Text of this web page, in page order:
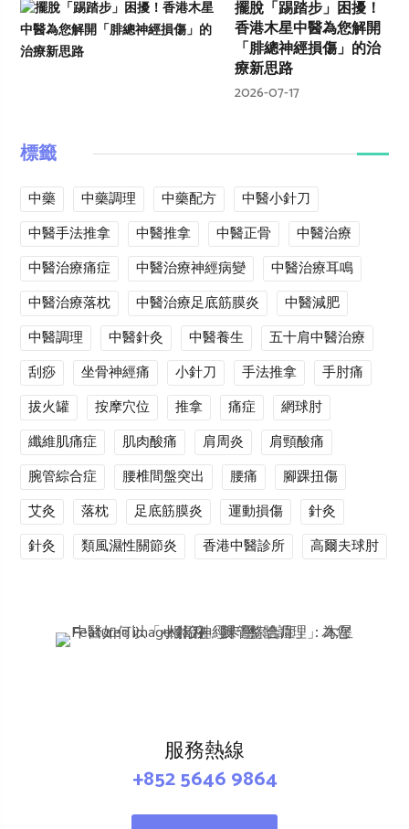
擺脫「踢踏步」困擾！
香港木星中醫為您解開
「腓總神經損傷」的治
療新思路
2026-07-17
標籤
中藥 中藥調理 中藥配方
中醫小針刀
中醫手法推拿
中醫推拿 中醫正骨
中醫治療
中醫治療痛症
中醫治療神經病變
中醫治療耳鳴
中醫治療落枕
中醫治療足底筋膜炎
中醫減肥
中醫調理
中醫針灸 中醫養生
五十肩中醫治療
刮痧
坐骨神經痛 小針刀 手法推拿
手肘痛
拔火罐
按摩穴位 推拿 痛症
網球肘
纖維肌痛症
肌肉酸痛 肩周炎
肩頸酸痛
腕管綜合症
腰椎間盤突出 腰痛
腳踝扭傷
艾灸
落枕 足底筋膜炎 運動損傷
針灸
針灸
類風濕性關節炎 香港中醫診所 高爾夫球肘
服務熱線
+852 5646 9864